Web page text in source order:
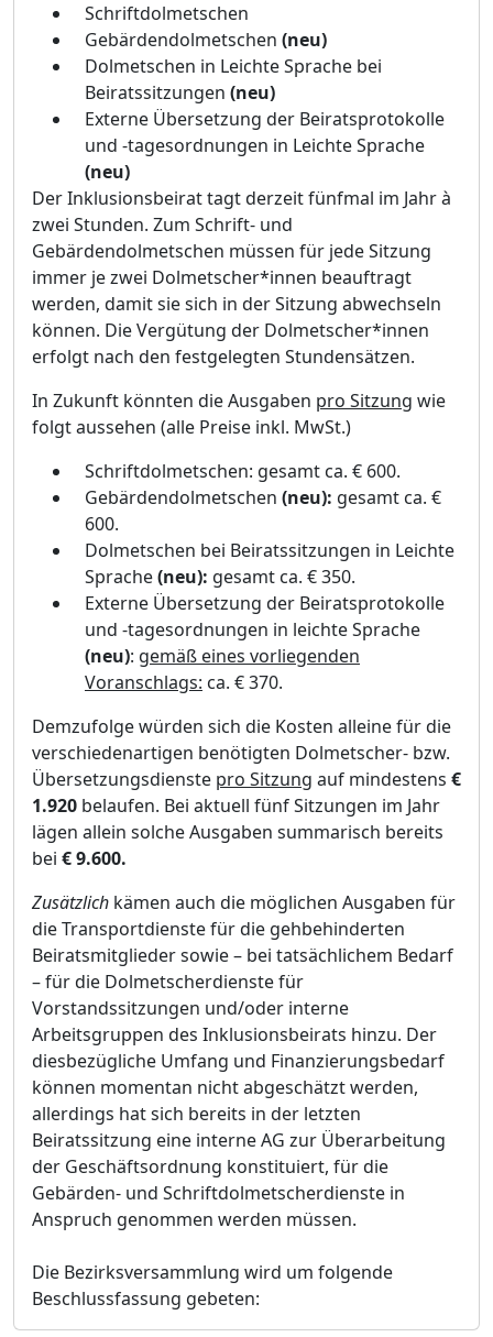
Schriftdolmetschen
Gebärdendolmetschen (neu)
Dolmetschen in Leichte Sprache bei
Beiratssitzungen (neu)
Externe Übersetzung der Beiratsprotokolle
und -tagesordnungen in Leichte Sprache
(neu)
Der Inklusionsbeirat tagt derzeit fünfmal im Jahr à
zwei Stunden. Zum Schrift- und
Gebärdendolmetschen müssen für jede Sitzung
immer je zwei Dolmetscher*innen beauftragt
werden, damit sie sich in der Sitzung abwechseln
können. Die Vergütung der Dolmetscher*innen
erfolgt nach den festgelegten Stundensätzen.
In Zukunft könnten die Ausgaben pro Sitzung wie
folgt aussehen (alle Preise inkl. MwSt.)
Schriftdolmetschen: gesamt ca. €600.
Gebärdendolmetschen (neu): gesamt ca. €
600.
Dolmetschen bei Beiratssitzungen in Leichte
Sprache(neu): gesamt ca. €350.
Externe Übersetzung der Beiratsprotokolle
und -tagesordnungen in leichteSprache
(neu): gemäßeines vorliegenden
Voranschlags: ca. €370.
Demzufolge würden sich die Kosten alleine für die
verschiedenartigen benötigten Dolmetscher- bzw.
Übersetzungsdienste pro Sitzung auf mindestens €
1.920 belaufen. Bei aktuell fünf Sitzungen im Jahr
lägen allein solche Ausgaben summarisch bereits
bei €9.600.
Zusätzlich kämen auch die möglichen Ausgaben für
die Transportdienste für die gehbehinderten
Beiratsmitglieder sowie– bei tatsächlichem Bedarf
–für die Dolmetscherdienste für
Vorstandssitzungen und/oder interne
Arbeitsgruppen des Inklusionsbeirats hinzu. Der
diesbezügliche Umfang und Finanzierungsbedarf
können momentan nicht abgeschätzt werden,
allerdings hat sich bereits in der letzten
Beiratssitzung eine interne AG zur Überarbeitung
der Geschäftsordnung konstituiert, für die
Gebärden- und Schriftdolmetscherdienste in
Anspruch genommen werden müssen.
Die Bezirksversammlung wird um folgende
Beschlussfassung gebeten: